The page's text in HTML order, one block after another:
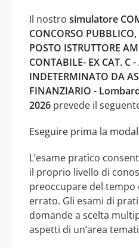
Il nostro simulatore
CONCORSO PUBBLICO,
POSTO ISTRUTTORE
CONTABILE- EX CAT. C
INDETERMINATO DA
FINANZIARIO -
2026 prevede il
Eseguire prima la
L’esame pratico
il proprio livello di
preoccupare del
errato. Gli esami di
domande a scelta
aspetti di un’area